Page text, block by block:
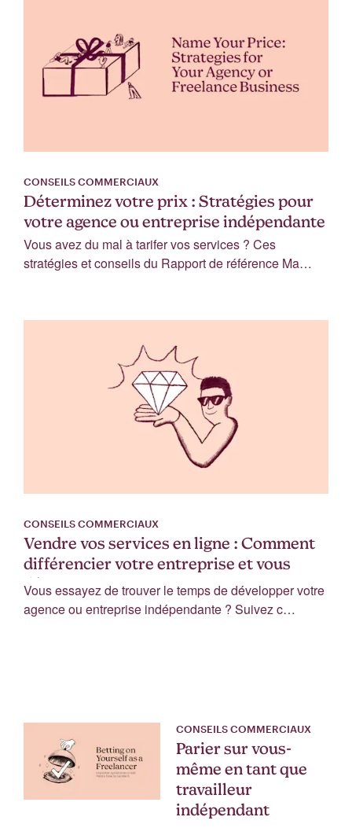
CONSEILS COMMERCIAUX
Déterminez votre prix : Stratégies pour
votre agence ou entreprise indépendante
Vous avez du mal à tarifer vos services ? Ces
stratégies et conseils du Rapport de référence Ma…
CONSEILS COMMERCIAUX
Vendre vos services en ligne : Comment
différencier votre entreprise et vous
démarquer ?
Vous essayez de trouver le temps de développer votre
agence ou entreprise indépendante ? Suivez c…
CONSEILS COMMERCIAUX
Parier sur vous-
même en tant que
travailleur
indépendant